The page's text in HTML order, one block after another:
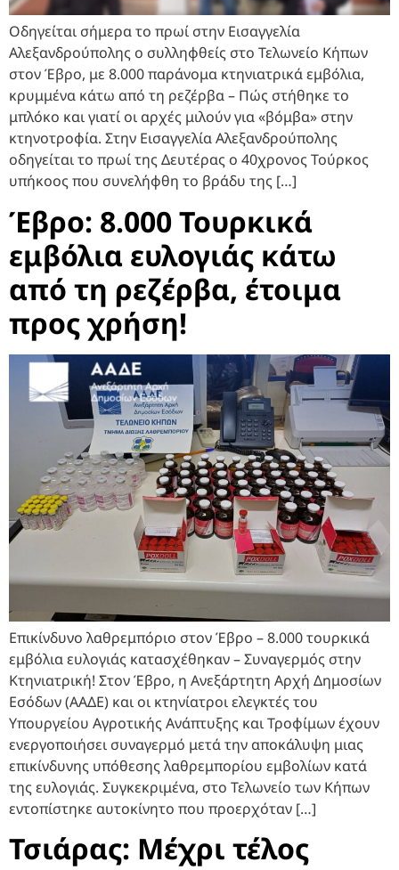
Οδηγείται σήμερα το πρωί στην Εισαγγελία
Αλεξανδρούπολης ο συλληφθείς στο Τελωνείο Κήπων
στον Έβρο, με 8.000 παράνομα κτηνιατρικά εμβόλια,
κρυμμένα κάτω από τη ρεζέρβα – Πώς στήθηκε το
μπλόκο και γιατί οι αρχές μιλούν για «βόμβα» στην
κτηνοτροφία. Στην Εισαγγελία Αλεξανδρούπολης
οδηγείται το πρωί της Δευτέρας ο 40χρονος Τούρκος
υπήκοος που συνελήφθη το βράδυ της […]
Έβρο: 8.000 Τουρκικά
εμβόλια ευλογιάς κάτω
από τη ρεζέρβα, έτοιμα
προς χρήση!
Επικίνδυνο λαθρεμπόριο στον Έβρο – 8.000 τουρκικά
εμβόλια ευλογιάς κατασχέθηκαν – Συναγερμός στην
Κτηνιατρική! Στον Έβρο, η Ανεξάρτητη Αρχή Δημοσίων
Εσόδων (ΑΑΔΕ) και οι κτηνίατροι ελεγκτές του
Υπουργείου Αγροτικής Ανάπτυξης και Τροφίμων έχουν
ενεργοποιήσει συναγερμό μετά την αποκάλυψη μιας
επικίνδυνης υπόθεσης λαθρεμπορίου εμβολίων κατά
της ευλογιάς. Συγκεκριμένα, στο Τελωνείο των Κήπων
εντοπίστηκε αυτοκίνητο που προερχόταν […]
Τσιάρας: Μέχρι τέλος